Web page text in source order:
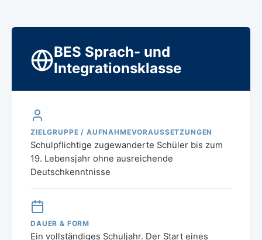
BES Sprach- und
Integrationsklasse
ZIELGRUPPE / AUFNAHMEVORAUSSETZUNGEN
Schulpflichtige zugewanderte Schüler bis zum
19. Lebensjahr ohne ausreichende
Deutschkenntnisse
DAUER & FORM
Ein vollständiges Schuljahr. Der Start eines